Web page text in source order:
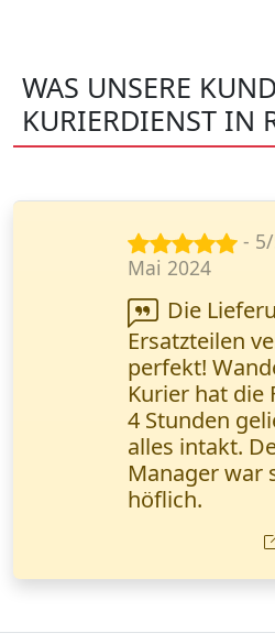
WAS UNSERE
KURIERDIENST IN
-
Jan. 2025
Die
juristischer
Dokumente
prompt. Das
Tracking
eine
Kontrolle des
Prozesses. M.
Rechtsanwalt